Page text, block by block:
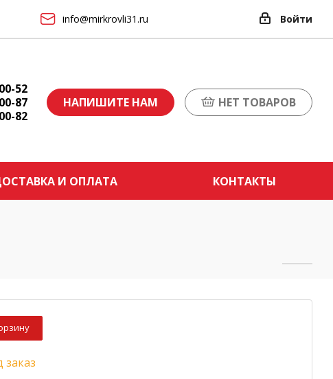
info@mirkrovli31.ru Войти
52
87
82
НАПИШИТЕ НАМ НЕТ ТОВАРОВ
И ОПЛАТА КОНТАКТЫ
заказ